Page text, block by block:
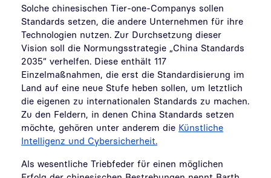
Solche chinesischen Tier-one-Companys sollen
Standards setzen, die andere Unternehmen für ihre
Technologien nutzen. Zur Durchsetzung dieser
Vision soll die Normungsstrategie „China Standards
2035“ verhelfen. Diese enthält 117
Einzelmaßnahmen, die erst die Standardisierung im
Land auf eine neue Stufe heben sollen, um letztlich
die eigenen zu internationalen Standards zu machen.
Zu den Feldern, in denen China Standards setzen
möchte, gehören unter anderem die Künstliche
Intelligenz und Cybersicherheit.
Als wesentliche Triebfeder für einen möglichen